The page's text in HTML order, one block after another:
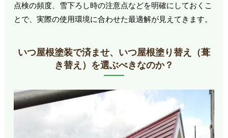
点検の頻度、雪下ろし時の注意点などを明確にしておくこ
とで、実際の使用環境に合わせた最適解が見えてきます。
いつ屋根塗装で済ませ、いつ屋根塗り替え（葺
き替え）を選ぶべきなのか？